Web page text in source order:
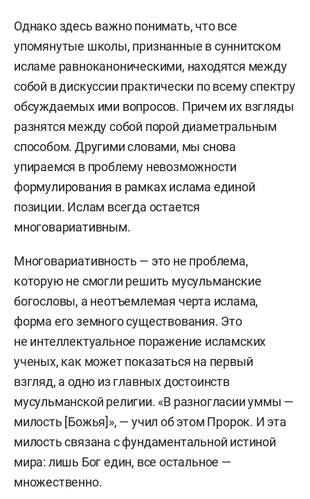
Однако здесь важно понимать, что все
упомянутые школы, признанные в суннитском
исламе равноканоническими, находятся между
собой в дискуссии практически по всему спектру
обсуждаемых ими вопросов. Причем их взгляды
разнятся между собой порой диаметральным
способом. Другими словами, мы снова
упираемся в проблему невозможности
формулирования в рамках ислама единой
позиции. Ислам всегда остается
многовариативным.
Многовариативность — это не проблема,
которую не смогли решить мусульманские
богословы, а неотъемлемая черта ислама,
форма его земного существования. Это
не интеллектуальное поражение исламских
ученых, как может показаться на первый
взгляд, а одно из главных достоинств
мусульманской религии. «В разногласии уммы —
милость [Божья]», — учил об этом Пророк. И эта
милость связана с фундаментальной истиной
мира: лишь Бог един, все остальное —
множественно.